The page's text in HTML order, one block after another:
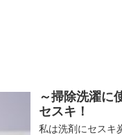
～掃除洗濯に
セスキ！
私は洗剤にセスキ